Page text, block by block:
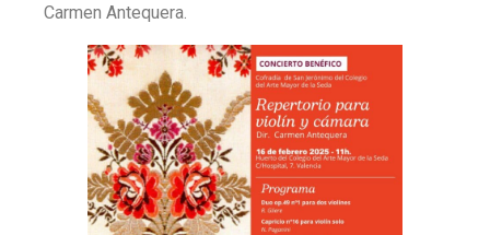
Carmen Antequera.